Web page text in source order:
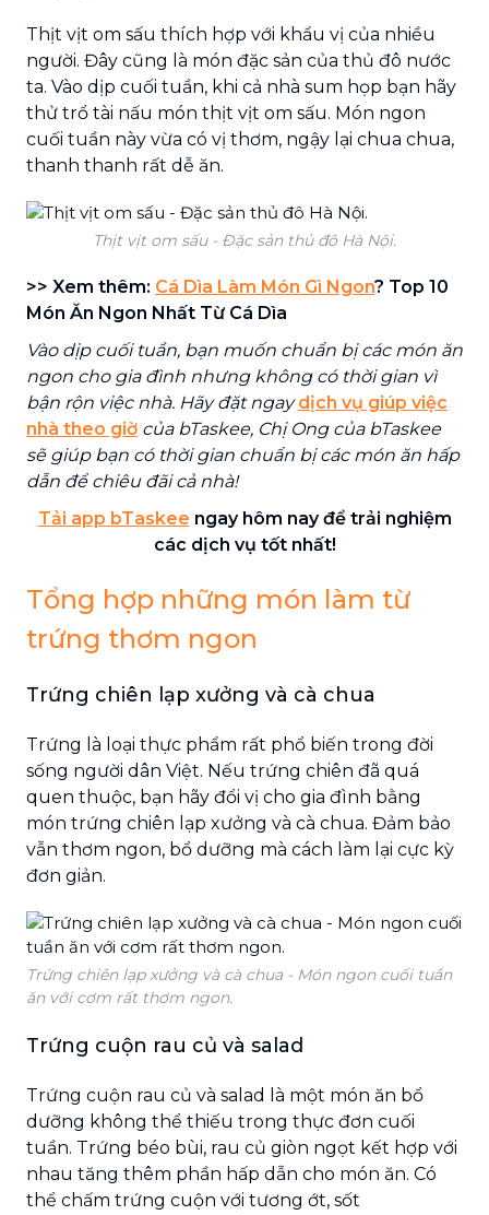
Thịt vịt om sấu thích hợp với khẩu vị của nhiều
người. Đây cũng là món đặc sản của thủ đô nước
ta. Vào dịp cuối tuần, khi cả nhà sum họp bạn hãy
thử trổ tài nấu món thịt vịt om sấu. Món ngon
cuối tuần này vừa có vị thơm, ngậy lại chua chua,
thanh thanh rất dễ ăn.
Thịt vịt om sấu - Đặc sản thủ đô Hà Nội.
>> Xem thêm: Cá Dìa Làm Món Gì Ngon? Top 10
Món Ăn Ngon Nhất Từ Cá Dìa
Vào dịp cuối tuần, bạn muốn chuẩn bị các món ăn
ngon cho gia đình nhưng không có thời gian vì
bận rộn việc nhà. Hãy đặt ngaydịch vụ giúp việc
nhà theo giờ của bTaskee, Chị Ong của bTaskee
sẽ giúp bạn có thời gian chuẩn bị các món ăn hấp
dẫn để chiêu đãi cả nhà!
Tải app bTaskee ngay hôm nay để trải nghiệm
các dịch vụ tốt nhất!
Tổng hợp những món làm từ
trứng thơm ngon
Trứng chiên lạp xưởng và cà chua
Trứng là loại thực phẩm rất phổ biến trong đời
sống người dân Việt. Nếu trứng chiên đã quá
quen thuộc, bạn hãy đổi vị cho gia đình bằng
món trứng chiên lạp xưởng và cà chua. Đảm bảo
vẫn thơm ngon, bổ dưỡng mà cách làm lại cực kỳ
đơn giản.
Trứng chiên lạp xưởng và cà chua - Món ngon cuối tuần
ăn với cơm rất thơm ngon.
Trứng cuộn rau củ và salad
Trứng cuộn rau củ và salad là một món ăn bổ
dưỡng không thể thiếu trong thực đơn cuối
tuần. Trứng béo bùi, rau củ giòn ngọt kết hợp với
nhau tăng thêm phần hấp dẫn cho món ăn. Có
thể chấm trứng cuộn với tương ớt, sốt